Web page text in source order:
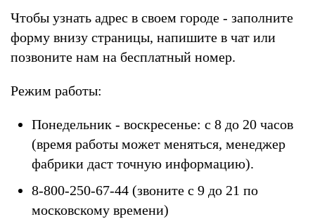
Чтобы узнать адрес в своем городе - заполните
форму внизу страницы, напишите в чат или
позвоните нам на бесплатный номер.
Режим работы:
Понедельник - воскресенье: с 8 до 20 часов
(время работы может меняться, менеджер
фабрики даст точную информацию).
8-800-250-67-44 (звоните с 9 до 21 по
московскому времени)